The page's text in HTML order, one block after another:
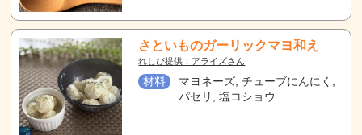
さといものガーリックマヨ和え
れしぴ提供：アライズさん
材料
マヨネーズ, チューブにんにく,
パセリ, 塩コショウ